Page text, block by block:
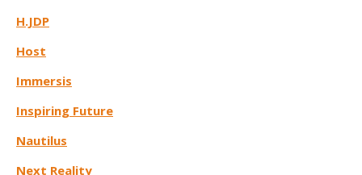
H.JDP
Host
Immersis
Inspiring Future
Nautilus
Next Reality